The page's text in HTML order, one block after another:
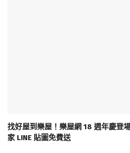
找好屋到樂屋！樂屋網 18 週年慶登
家 LINE 貼圖免費送